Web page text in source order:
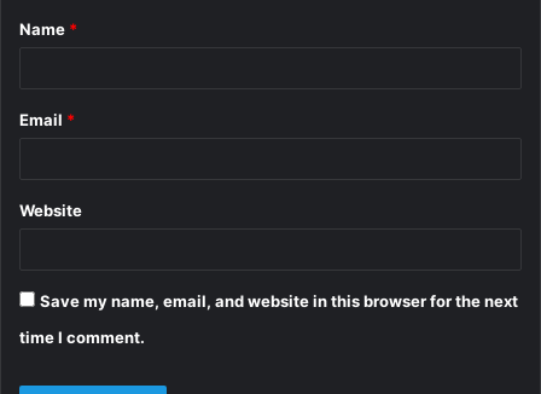
*
Name *
Email *
Website
Save my name, email, and website in this browser for the next
time I comment.